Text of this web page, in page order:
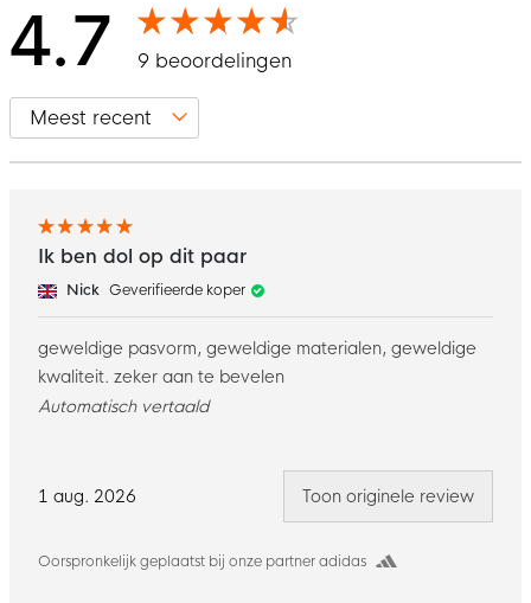
4.7 9 beoordelingen
1 aug. 2026
Oorspronkelijk geplaatst bij onze partner adidas
Ik ben dol op dit paar
Nick Geverifieerde koper
geweldige pasvorm, geweldige materialen, geweldige
kwaliteit. zeker aan te bevelen
Automatisch vertaald
Toon originele review